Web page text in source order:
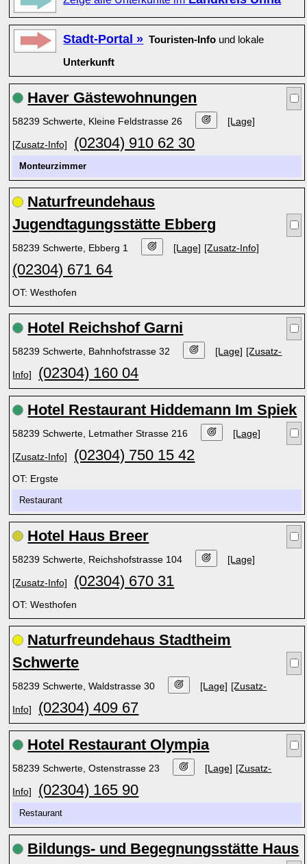
Stadt-Portal » Touristen-Info und lokale
Unterkunft
Haver Gästewohnungen
58239 Schwerte, Kleine Feldstrasse 26 [Lage]
[Zusatz-Info] (02304) 910 62 30
Monteurzimmer
Naturfreundehaus
Jugendtagungsstätte Ebberg
58239 Schwerte, Ebberg 1 [Lage] [Zusatz-Info]
(02304) 671 64
OT: Westhofen
Hotel Reichshof Garni
58239 Schwerte, Bahnhofstrasse 32 [Lage] [Zusatz-
Info] (02304) 160 04
Hotel Restaurant Hiddemann Im Spiek
58239 Schwerte, Letmather Strasse 216 [Lage]
[Zusatz-Info] (02304) 750 15 42
OT: Ergste
Restaurant
Hotel Haus Breer
58239 Schwerte, Reichshofstrasse 104 [Lage]
[Zusatz-Info] (02304) 670 31
OT: Westhofen
Naturfreundehaus Stadtheim
Schwerte
58239 Schwerte, Waldstrasse 30 [Lage] [Zusatz-
Info] (02304) 409 67
Hotel Restaurant Olympia
58239 Schwerte, Ostenstrasse 23 [Lage] [Zusatz-
Info] (02304) 165 90
Restaurant
Bildungs- und Begegnungsstätte Haus